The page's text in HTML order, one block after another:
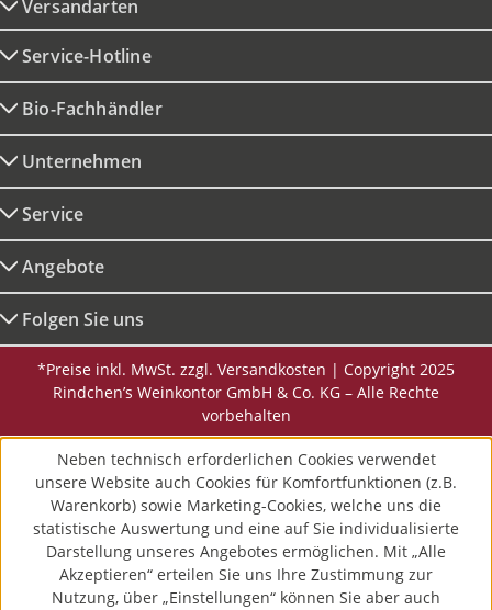
Versandarten
Service-Hotline
Bio-Fachhändler
Unternehmen
Service
Angebote
Folgen Sie uns
*Preise inkl. MwSt. zzgl. Versandkosten | Copyright 2025
Rindchen’s Weinkontor GmbH & Co. KG – Alle Rechte
vorbehalten
Neben technisch erforderlichen Cookies verwendet
unsere Website auch Cookies für Komfortfunktionen (z.B.
Warenkorb) sowie Marketing-Cookies, welche uns die
statistische Auswertung und eine auf Sie individualisierte
Darstellung unseres Angebotes ermöglichen. Mit „Alle
Akzeptieren“ erteilen Sie uns Ihre Zustimmung zur
Nutzung, über „Einstellungen“ können Sie aber auch